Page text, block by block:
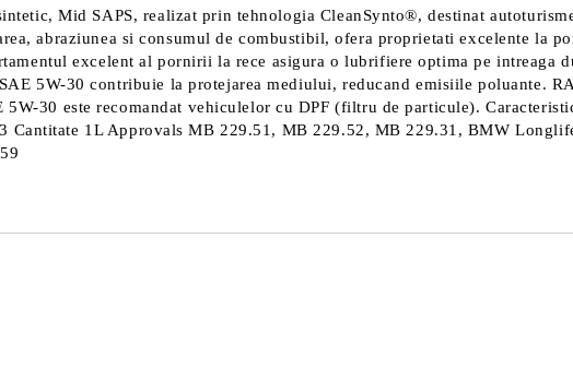
Mid SAPS, realizat prin tehnologia CleanSynto®, destinat
abraziunea si consumul de combustibil, ofera proprietati excelente la
excelent al pornirii la rece asigura o lubrifiere optima pe intreaga
5W-30 contribuie la protejarea mediului, reducand emisiile poluante.
30 este recomandat vehiculelor cu DPF (filtru de particule).
Cantitate 1L Approvals MB 229.51, MB 229.52, MB 229.31, BMW